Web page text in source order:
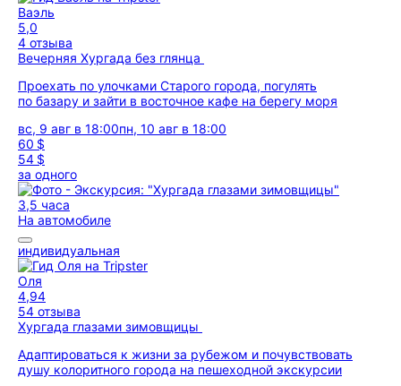
Ваэль
5,0
4 отзыва
Вечерняя Хургада без глянца
Проехать по улочками Старого города, погулять
по базару и зайти в восточное кафе на берегу моря
вс, 9 авг в 18:00пн, 10 авг в 18:00
60 $
54 $
за одного
3,5 часа
На автомобиле
индивидуальная
Оля
4,94
54 отзыва
Хургада глазами зимовщицы
Адаптироваться к жизни за рубежом и почувствовать
душу колоритного города на пешеходной экскурсии